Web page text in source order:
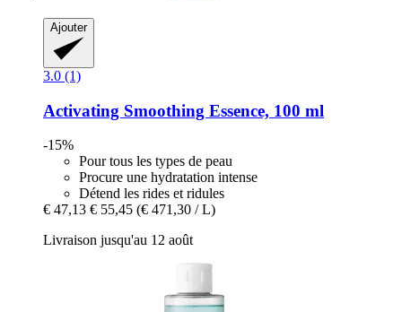
Ajouter
3.0 (1)
Activating Smoothing Essence, 100 ml
-15%
Pour tous les types de peau
Procure une hydratation intense
Détend les rides et ridules
€ 47,13 € 55,45 (€ 471,30 / L)
Livraison jusqu'au 12 août